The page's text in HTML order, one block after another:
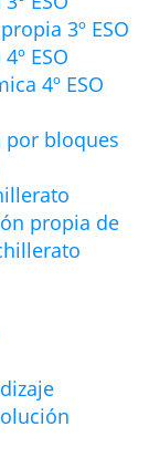
3º ESO
ESO
4º ESO
por bloques
propia de